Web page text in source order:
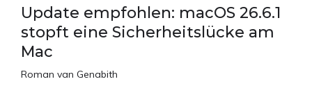
Update empfohlen: macOS 26.6.1
stopft eine Sicherheitslücke am
Mac
Roman van Genabith